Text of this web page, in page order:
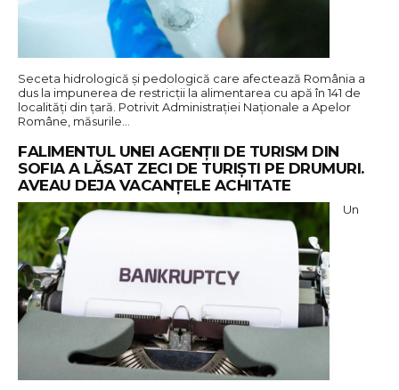
Seceta hidrologică și pedologică care afectează România a
dus la impunerea de restricții la alimentarea cu apă în 141 de
localități din țară. Potrivit Administrației Naționale a Apelor
Române, măsurile…
FALIMENTUL UNEI AGENȚII DE TURISM DIN
SOFIA A LĂSAT ZECI DE TURIȘTI PE DRUMURI.
AVEAU DEJA VACANȚELE ACHITATE
Un